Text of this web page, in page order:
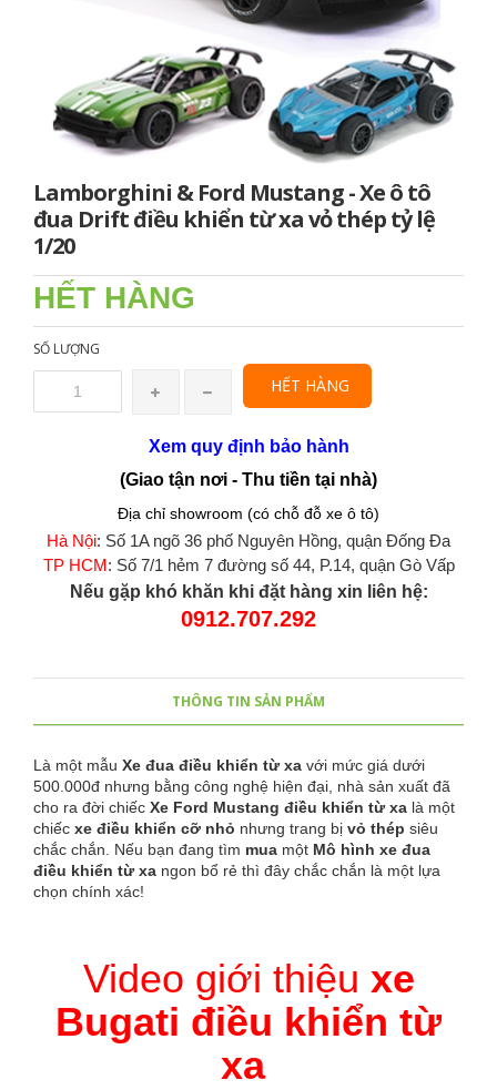
Lamborghini & Ford Mustang - Xe ô tô
đua Drift điều khiển từ xa vỏ thép tỷ lệ
1/20
HẾT HÀNG
SỐ LƯỢNG
HẾT HÀNG
Xem quy định bảo hành
(Giao tận nơi - Thu tiền tại nhà)
Địa chỉ showroom (có chỗ đỗ xe ô tô)
Hà Nội: Số 1A ngõ 36 phố Nguyên Hồng, quận Đống Đa
TP HCM : Số 7/1 hẻm 7 đường số 44, P.14, quận Gò Vấp
Nếu gặp khó khăn khi đặt hàng xin liên hệ:
0912.707.292
THÔNG TIN SẢN PHẨM
Là một mẫu Xe đua điều khiển từ xa với mức giá dưới
500.000đ nhưng bằng công nghệ hiện đại, nhà sản xuất đã
cho ra đời chiếc Xe Ford Mustang điều khiển từ xa là một
chiếc xe điều khiển cỡ nhỏ nhưng trang bị vỏ thép siêu
chắc chắn. Nếu bạn đang tìm mua một Mô hình xe đua
điều khiển từ xa ngon bổ rẻ thì đây chắc chắn là một lựa
chọn chính xác!
Video giới thiệu xe
Bugati điều khiển từ
xa